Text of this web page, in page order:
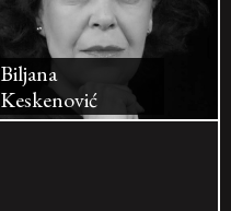
Biljana
Keskenović